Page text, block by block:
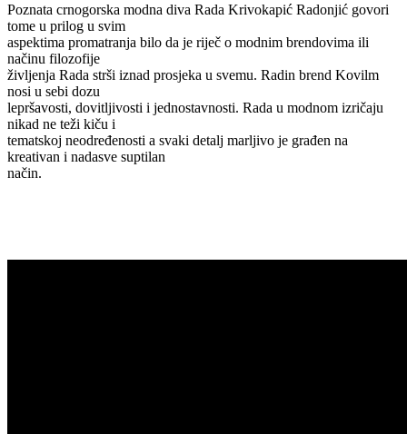
Poznata crnogorska modna diva Rada Krivokapić Radonjić govori
tome u prilog u svim
aspektima promatranja bilo da je riječ o modnim brendovima ili
načinu filozofije
življenja Rada strši iznad prosjeka u svemu. Radin brend Kovilm
nosi u sebi dozu
lepršavosti, dovitljivosti i jednostavnosti. Rada u modnom izričaju
nikad ne teži kiču i
tematskoj neodređenosti a svaki detalj marljivo je građen na
kreativan i nadasve suptilan
način.